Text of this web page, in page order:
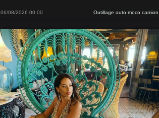
06/08/2026 00:00 Outillage auto moco camion